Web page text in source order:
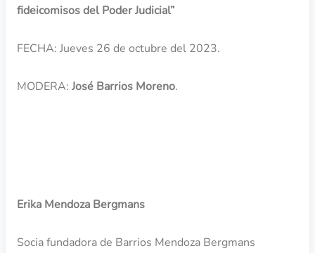
fideicomisos del Poder Judicial”
FECHA: Jueves 26 de octubre del 2023.
MODERA: José Barrios Moreno.
Erika Mendoza Bergmans
Socia fundadora de Barrios Mendoza Bergmans